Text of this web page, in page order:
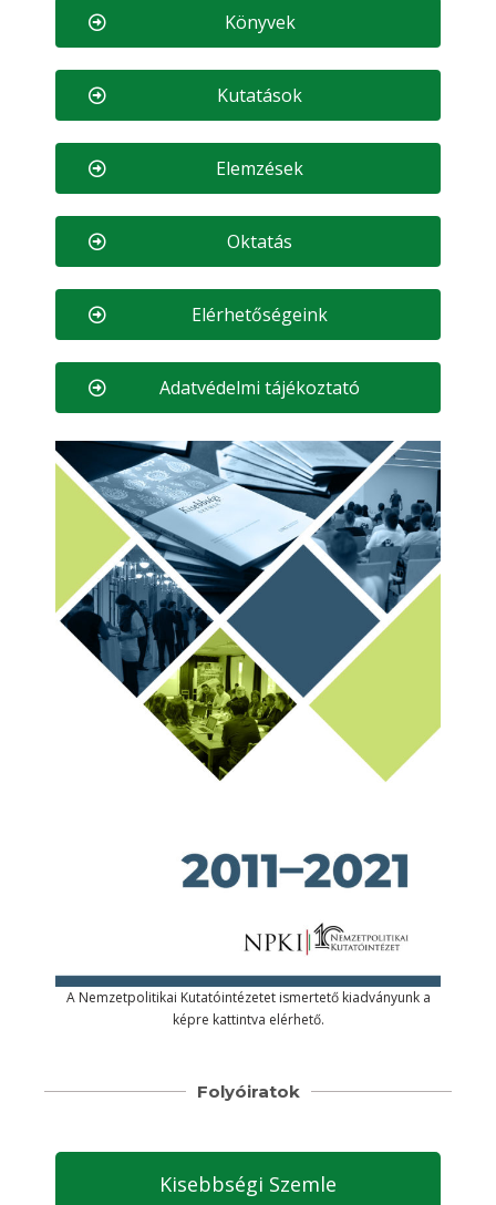
Könyvek
Kutatások
Elemzések
Oktatás
Elérhetőségeink
Adatvédelmi tájékoztató
A Nemzetpolitikai Kutatóintézetet ismertető kiadványunk a
képre kattintva elérhető.
Folyóiratok
Kisebbségi Szemle